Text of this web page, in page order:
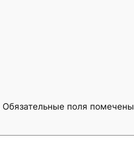
Обязательные поля помечены